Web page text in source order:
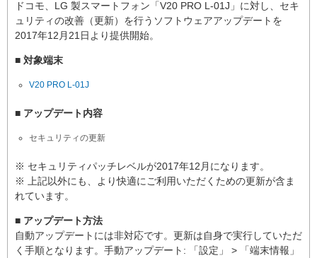
ドコモ、LG 製スマートフォン「V20 PRO L-01J」に対し、セキ
ュリティの改善（更新）を行うソフトウェアアップデートを
2017年12月21日より提供開始。
■ 対象端末
V20 PRO L-01J
■ アップデート内容
セキュリティの更新
※ セキュリティパッチレベルが2017年12月になります。
※ 上記以外にも、より快適にご利用いただくための更新が含ま
れています。
■ アップデート方法
自動アップデートには非対応です。更新は自身で実行していただ
く手順となります。手動アップデート: 「設定」 > 「端末情報」